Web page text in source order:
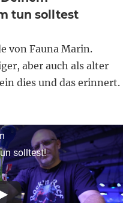
tun solltest
von Fauna Marin.
aber auch als alter
dies und das erinnert.
solltest!